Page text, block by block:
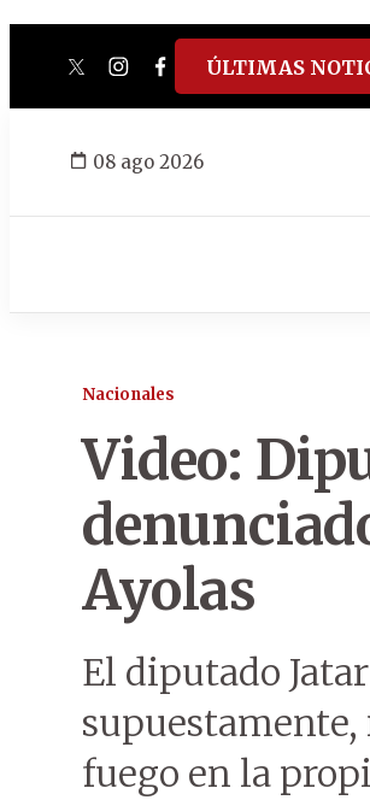
twitterinstagram
facebook
tiktokyoutube
spotify
ÚLTIMAS
08 ago 2026
Nacionales
Video:
Ayolas
El diputado Jatar
supuestamente,
fuego en la